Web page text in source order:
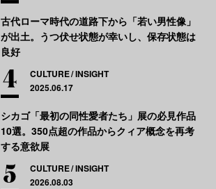
古代ローマ時代の道路下から「若い男性像」
が出土。うつ伏せ状態が幸いし、保存状態は
良好
CULTURE INSIGHT
2025.06.17
シカゴ「最初の同性愛者たち」展の必見作品
10選。350点超の作品からクィア概念を再考
する意欲展
CULTURE INSIGHT
2026.08.03